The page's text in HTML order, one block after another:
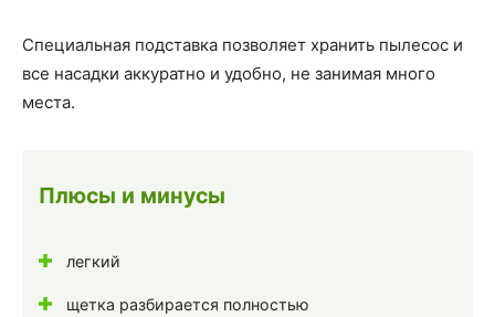
Специальная подставка позволяет хранить пылесос и
все насадки аккуратно и удобно, не занимая много
места.
Плюсы и минусы
легкий
щетка разбирается полностью